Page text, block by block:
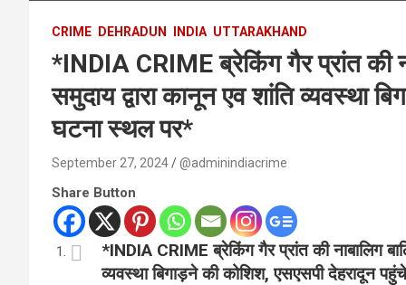
CRIME DEHRADUN INDIA UTTARAKHAND
*INDIA CRIME ब्रेकिंग गैर प्रांत की
समुदाय द्वारा कानून एव शांति व्यवस्था
घटना स्थल पर*
September 27, 2024 @adminindiacrime
Share Button
*INDIA CRIME ब्रेकिंग गैर प्रांत की नाबालिग
व्यवस्था बिगाड़ने की कोशिश, एसएसपी देहरादून